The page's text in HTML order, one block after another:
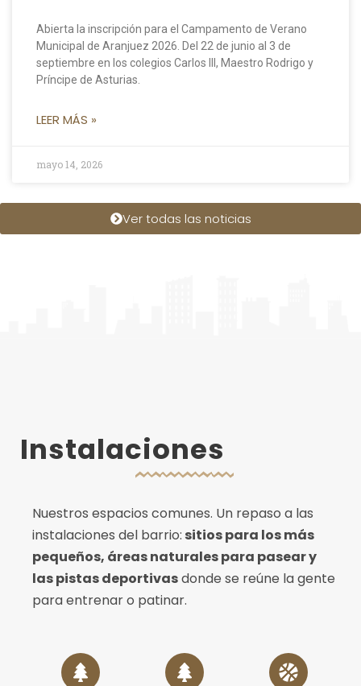
Abierta la inscripción para el Campamento de Verano
Municipal de Aranjuez 2026. Del 22 de junio al 3 de
septiembre en los colegios Carlos III, Maestro Rodrigo y
Príncipe de Asturias.
LEER MÁS »
mayo 14, 2026
Ver todas las noticias
Instalaciones
Nuestros espacios comunes. Un repaso a las
instalaciones del barrio: sitios para los más
pequeños, áreas naturales para pasear y
las pistas deportivasdonde se reúne la gente
para entrenar o patinar.